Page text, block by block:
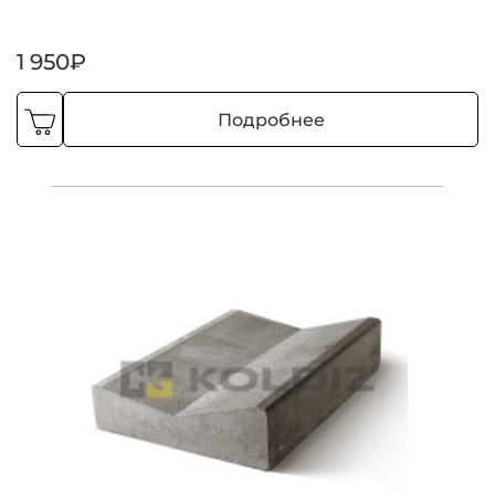
1 950₽
Подробнее